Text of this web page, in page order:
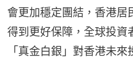
會更加穩定團結，香港居
得到更好保障，全球投資
「真金白銀」對香港未來